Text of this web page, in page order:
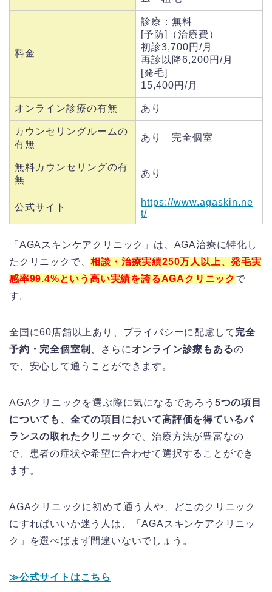
料金
診療：無料
[予防]（治療費）
初診3,700円/月
再診以降6,200円/月
[発毛]
15,400円/月
オンライン診療の有無 あり
カウンセリングルームの
有無
あり 完全個室
無料カウンセリングの有
無
あり
公式サイト
https://www.agaskin.ne
t/
「AGAスキンケアクリニック」は、AGA治療に特化し
たクリニックで、相談・治療実績250万人以上、発毛実
感率99.4%という高い実績を誇るAGAクリニック で
す。
全国に60店舗以上あり、プライバシーに配慮して完全
予約・完全個室制
、さらに オンライン診療もあるの
で、安心して通うことができます。
AGAクリニックを選ぶ際に気になるであろう 5つの項目
についても、全ての項目において高評価を得ているバ
ランスの取れたクリニック で、治療方法が豊富なの
で、患者の症状や希望に合わせて選択することができ
ます。
AGAクリニックに初めて通う人や、どこのクリニック
にすればいいか迷う人は、「AGAスキンケアクリニッ
ク」を選べばまず間違いないでしょう。
≫公式サイトはこちら